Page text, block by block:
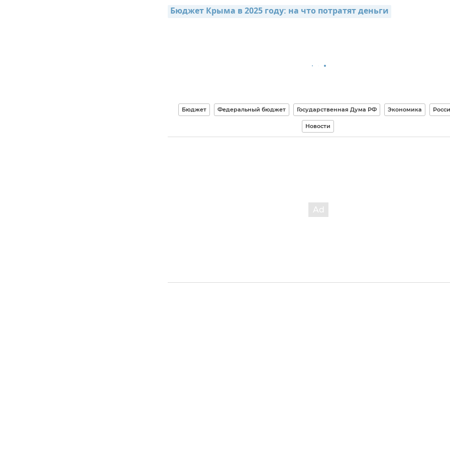
Бюджет Крыма в 2025 году: на что потратят деньги
Бюджет Федеральный бюджет Государственная Дума РФ Экономика
Новости